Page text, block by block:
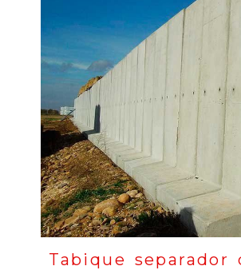
Tabique separador